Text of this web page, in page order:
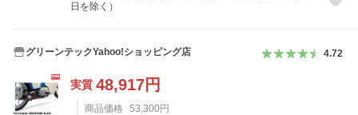
日を除く）
グリーンテックYahoo!ショッピング店 4.72
実質 48,917円
商品価格 53,300 円